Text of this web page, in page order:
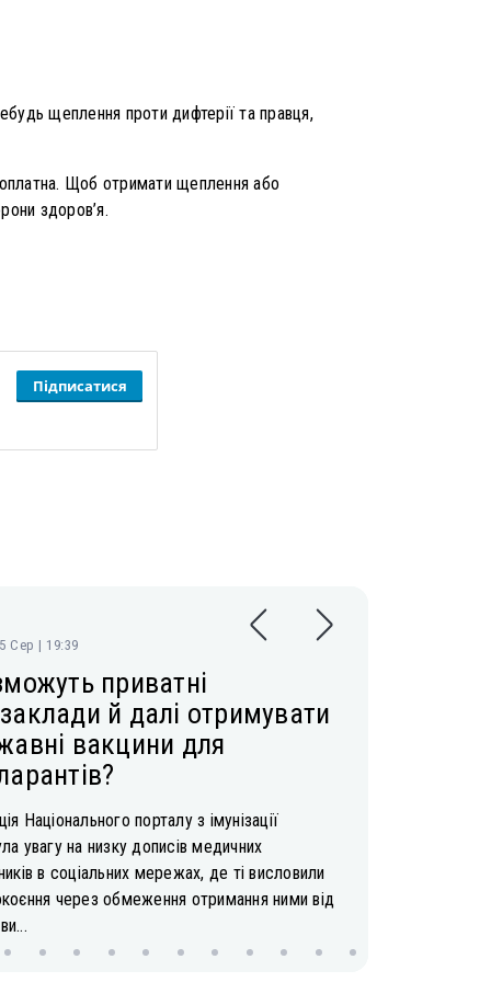
щеплення проти дифтерії та правця,
Щоб отримати щеплення або
здоров’я.
Підписатися
Сер | 19:39
приватні
й далі отримувати
вакцини для
Національного порталу з імунізації
увагу на низку дописів медичних
в соціальних мережах, де ті висловили
через обмеження отримання ними від